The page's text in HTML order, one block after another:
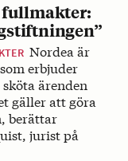
fullmakter:
Nordea är
erbjuder
ärenden
gäller att göra
berättar
jurist på